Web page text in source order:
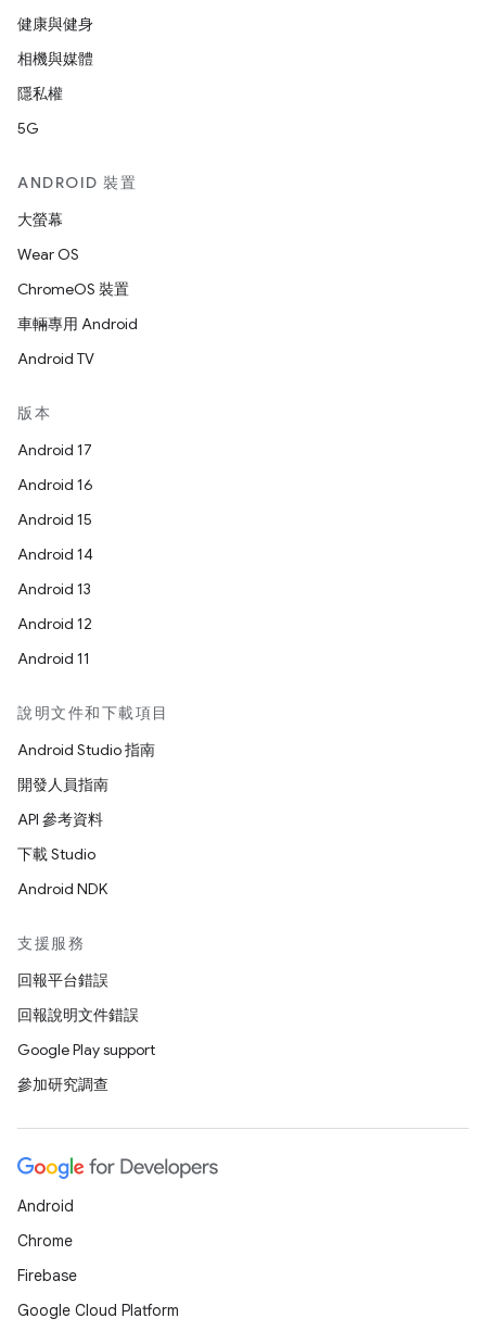
健康與健身
相機與媒體
隱私權
5G
ANDROID 裝置
大螢幕
Wear OS
ChromeOS 裝置
車輛專用 Android
Android TV
版本
Android 17
Android 16
Android 15
Android 14
Android 13
Android 12
Android 11
說明文件和下載項目
Android Studio 指南
開發人員指南
API 參考資料
下載 Studio
Android NDK
支援服務
回報平台錯誤
回報說明文件錯誤
Google Play support
參加研究調查
Android
Chrome
Firebase
Google Cloud Platform